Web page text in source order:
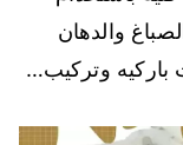
والدهان
باركيه وتركيب…